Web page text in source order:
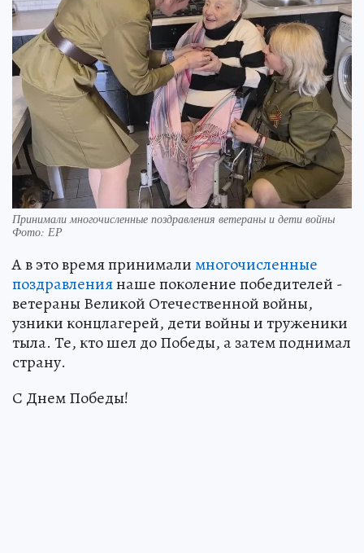
Принимали многочисленные поздравления ветераны и дети войны
Фото: ЕР
А в это время принималимногочисленные
поздравлениянаше поколение победителей -
ветераны Великой Отечественной войны,
узники концлагерей, дети войны и труженики
тыла. Те, кто шел до Победы, а затем поднимал
страну.
С Днем Победы!